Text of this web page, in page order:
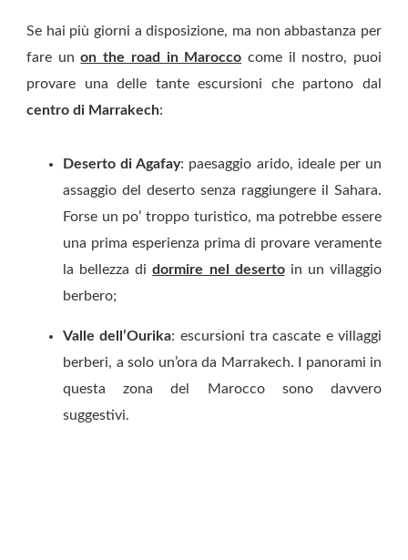
Se hai più giorni a disposizione, ma non abbastanza per
fare unon the road in Marocco come il nostro, puoi
provare una delle tante escursioni che partono dal
centro di Marrakech:
Deserto di Agafay: paesaggio arido, ideale per un
assaggio del deserto senza raggiungere il Sahara.
Forse un po’ troppo turistico, ma potrebbe essere
una prima esperienza prima di provare veramente
la bellezza didormire nel desertoin un villaggio
berbero;
Valle dell’Ourika: escursioni tra cascate e villaggi
berberi, a solo un’ora da Marrakech. I panorami in
questa zona del Marocco sono davvero
suggestivi.